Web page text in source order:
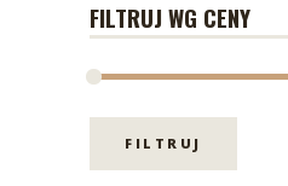
FILTRUJ WG CENY
FILTRUJ